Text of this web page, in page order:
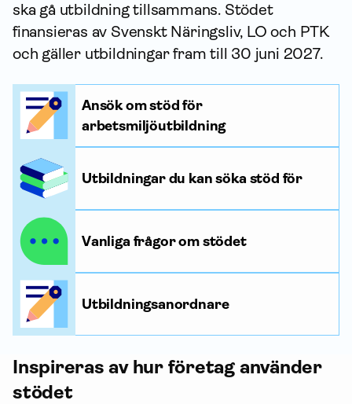
ska gå utbildning tillsammans. Stödet
finansieras av Svenskt Näringsliv, LO och PTK
och gäller utbildningar fram till 30 juni 2027.
Ansök om stöd för
arbetsmiljöutbildning
Utbildningar du kan söka stöd för
Vanliga frågor om stödet
Utbildningsanordnare
Inspireras av hur företag använder
stödet